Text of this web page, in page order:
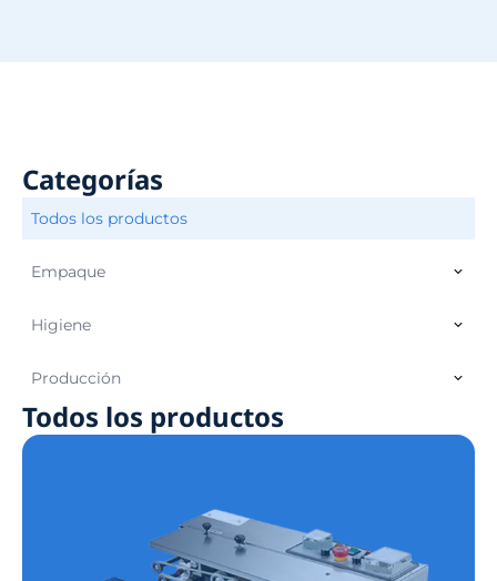
Categorías
Empaque
Higiene
Producción
Todos los productos
Todos los productos